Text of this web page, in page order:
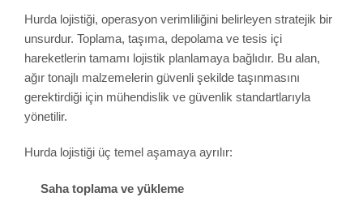
Hurda lojistiği, operasyon verimliliğini belirleyen stratejik bir
unsurdur. Toplama, taşıma, depolama ve tesis içi
hareketlerin tamamı lojistik planlamaya bağlıdır. Bu alan,
ağır tonajlı malzemelerin güvenli şekilde taşınmasını
gerektirdiği için mühendislik ve güvenlik standartlarıyla
yönetilir.
Hurda lojistiği üç temel aşamaya ayrılır:
Saha toplama ve yükleme